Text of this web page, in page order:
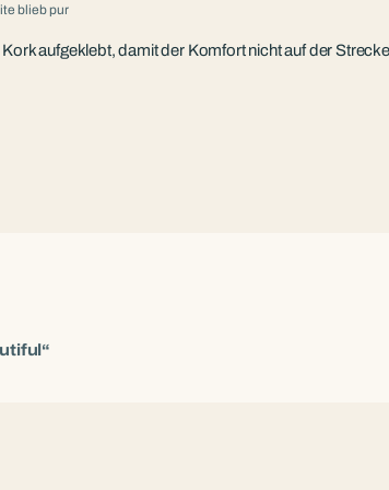
blieb pur
aufgeklebt, damit der Komfort nicht auf der